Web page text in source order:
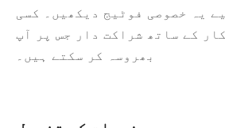
یہ خصوصی فوٹیج دیکھیں۔ کسی
کے ساتھ شراکت دار جس پر آپ
بھروسہ کر سکتے ہیں۔